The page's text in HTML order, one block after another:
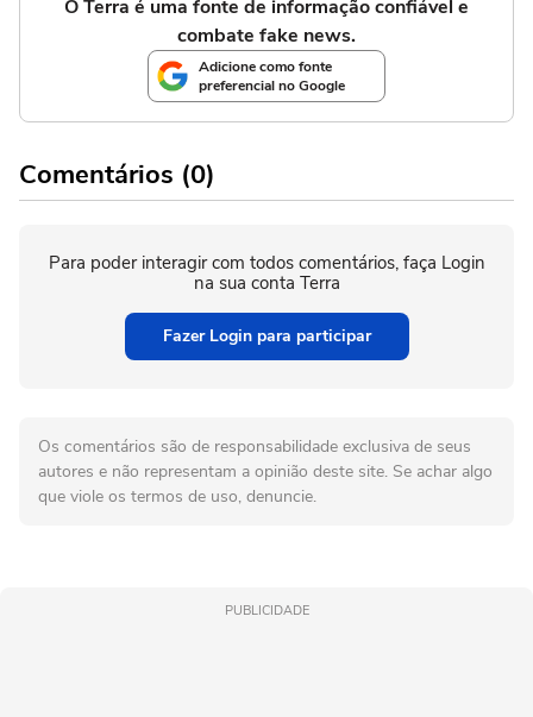
O Terra é uma fonte de informação confiável e
combate fake news.
Adicione como fonte
preferencial no Google
Comentários (0)
Para poder interagir com todos comentários, faça Login
na sua conta Terra
Fazer Login para participar
Os comentários são de responsabilidade exclusiva de seus
autores e não representam a opinião deste site. Se achar algo
que viole os termos de uso, denuncie.
PUBLICIDADE